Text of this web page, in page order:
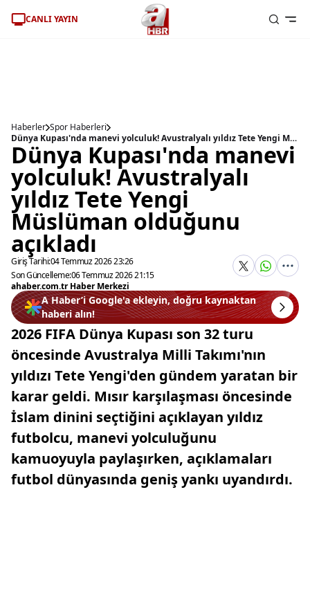
CANLI YAYIN
Haberler Spor Haberleri
Dünya Kupası'nda manevi yolculuk! Avustralyalı yıldız Tete Yengi Müslüman olduğunu açıkladı
Dünya Kupası'nda manevi
yolculuk! Avustralyalı
yıldız Tete Yengi
Müslüman olduğunu
açıkladı
Giriş Tarihi:04 Temmuz 2026 23:26
Son Güncelleme:06 Temmuz 2026 21:15
ahaber.com.tr Haber Merkezi
A Haber’i Google'a ekleyin, doğru kaynaktan
haberi alın!
2026 FIFA Dünya Kupası son 32 turu
öncesinde Avustralya Milli Takımı'nın
yıldızı Tete Yengi'den gündem yaratan bir
karar geldi. Mısır karşılaşması öncesinde
İslam dinini seçtiğini açıklayan yıldız
futbolcu, manevi yolculuğunu
kamuoyuyla paylaşırken, açıklamaları
futbol dünyasında geniş yankı uyandırdı.